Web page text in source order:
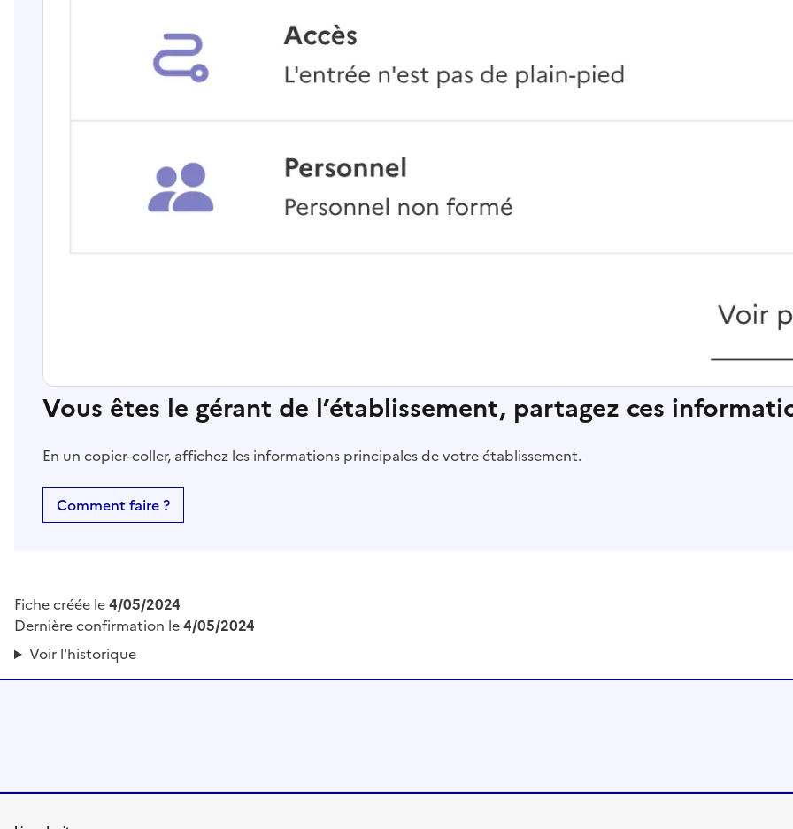
Vous êtes le gérant de l’établissement, partagez ces
En un copier-coller, affichez les informations principales de votre établissement.
Comment faire ?
Fiche créée le4/05/2024
Dernière confirmation le4/05/2024
Voir l'historique